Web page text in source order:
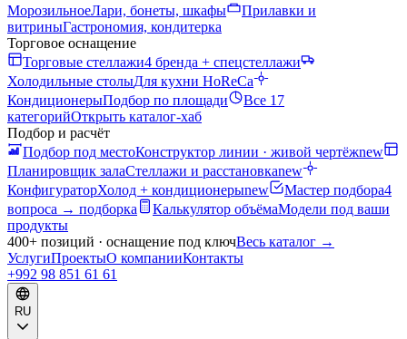
МорозильноеЛари, бонеты, шкафы
Прилавки и
витриныГастрономия, кондитерка
Торговое оснащение
Торговые стеллажи4 бренда + спецстеллажи
Холодильные столыДля кухни HoReCa
КондиционерыПодбор по площади
Все 17
категорийОткрыть каталог-хаб
Подбор и расчёт
Подбор под местоКонструктор линии · живой чертёжnew
Планировщик залаСтеллажи и расстановкаnew
КонфигураторХолод + кондиционерыnew Мастер подбора4
вопроса → подборка
Калькулятор объёмаМодели под ваши
продукты
400+ позиций · оснащение под ключВесь каталог →
УслугиПроектыО компанииКонтакты
+992 98 851 61 61
RU